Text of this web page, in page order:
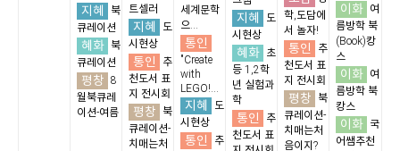
지혜
북
큐레이션
혜화
북
큐레이션
평창 8
월북큐레
이션-여름
트셀러
지혜
도
시현상
통인
추
천도서 표
지 전시회
평창
북
큐레이션-
치매는처
세계문학
으...
통인
"Create
with
LEGO!...
지혜
도
시현상
통인
추
지혜
도
시현상
혜화
초
등 1,2학
년 실험과
학
통인
추
천도서 표
학,도담에
서 놀자!
통인
추
천도서 표
지 전시회
평창
북
큐레이션-
치매는처
음이지?
이화
여
름방학 북
(Book)캉
스
이화
여
름방학 북
캉스
이화
국
어쌤추천